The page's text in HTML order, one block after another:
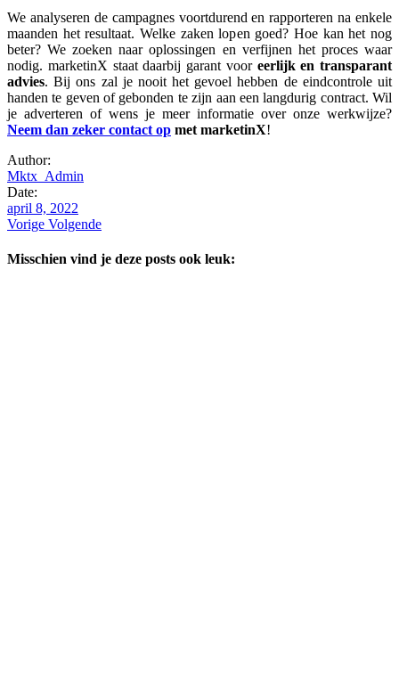
We analyseren de campagnes voortdurend en rapporteren na enkele
maanden het resultaat. Welke zaken lopen goed? Hoe kan het nog
beter? We zoeken naar oplossingen en verfijnen het proces waar
nodig. marketinX staat daarbij garant voor eerlijk en transparant
advies. Bij ons zal je nooit het gevoel hebben de eindcontrole uit
handen te geven of gebonden te zijn aan een langdurig contract. Wil
je adverteren of wens je meer informatie over onze werkwijze?
Neem dan zeker contact op met marketinX!
Author:
Mktx_Admin
Date:
april 8, 2022
Vorige Volgende
Misschien vind je deze posts ook leuk: